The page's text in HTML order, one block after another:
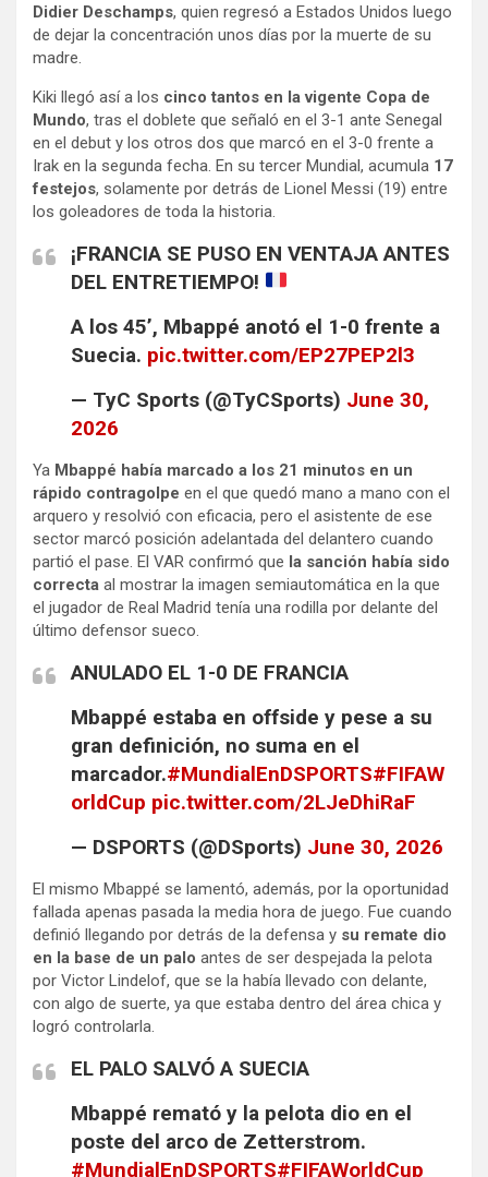
Didier Deschamps, quien regresó a Estados Unidos luego
de dejar la concentración unos días por la muerte de su
madre.
Kiki llegó así a los cinco tantos en la vigente Copa de
Mundo, tras el doblete que señaló en el 3-1 ante Senegal
en el debut y los otros dos que marcó en el 3-0 frente a
Irak en la segunda fecha. En su tercer Mundial, acumula 17
festejos, solamente por detrás de Lionel Messi (19) entre
los goleadores de toda la historia.
¡FRANCIA SE PUSO EN VENTAJA ANTES
DEL ENTRETIEMPO!
A los 45’, Mbappé anotó el 1-0 frente a
Suecia. pic.twitter.com/EP27PEP2l3
— TyC Sports (@TyCSports) June 30,
2026
Ya Mbappé había marcado a los 21 minutos en un
rápido contragolpe en el que quedó mano a mano con el
arquero y resolvió con eficacia, pero el asistente de ese
sector marcó posición adelantada del delantero cuando
partió el pase. El VAR confirmó que la sanción había sido
correcta al mostrar la imagen semiautomática en la que
el jugador de Real Madrid tenía una rodilla por delante del
último defensor sueco.
ANULADO EL 1-0 DE FRANCIA
Mbappé estaba en offside y pese a su
gran definición, no suma en el
marcador.#MundialEnDSPORTS#FIFAW
orldCup pic.twitter.com/2LJeDhiRaF
— DSPORTS (@DSports) June 30, 2026
El mismo Mbappé se lamentó, además, por la oportunidad
fallada apenas pasada la media hora de juego. Fue cuando
definió llegando por detrás de la defensa y su remate dio
en la base de un palo antes de ser despejada la pelota
por Victor Lindelof, que se la había llevado con delante,
con algo de suerte, ya que estaba dentro del área chica y
logró controlarla.
EL PALO SALVÓ A SUECIA
Mbappé remató y la pelota dio en el
poste del arco de Zetterstrom.
#MundialEnDSPORTS#FIFAWorldCup